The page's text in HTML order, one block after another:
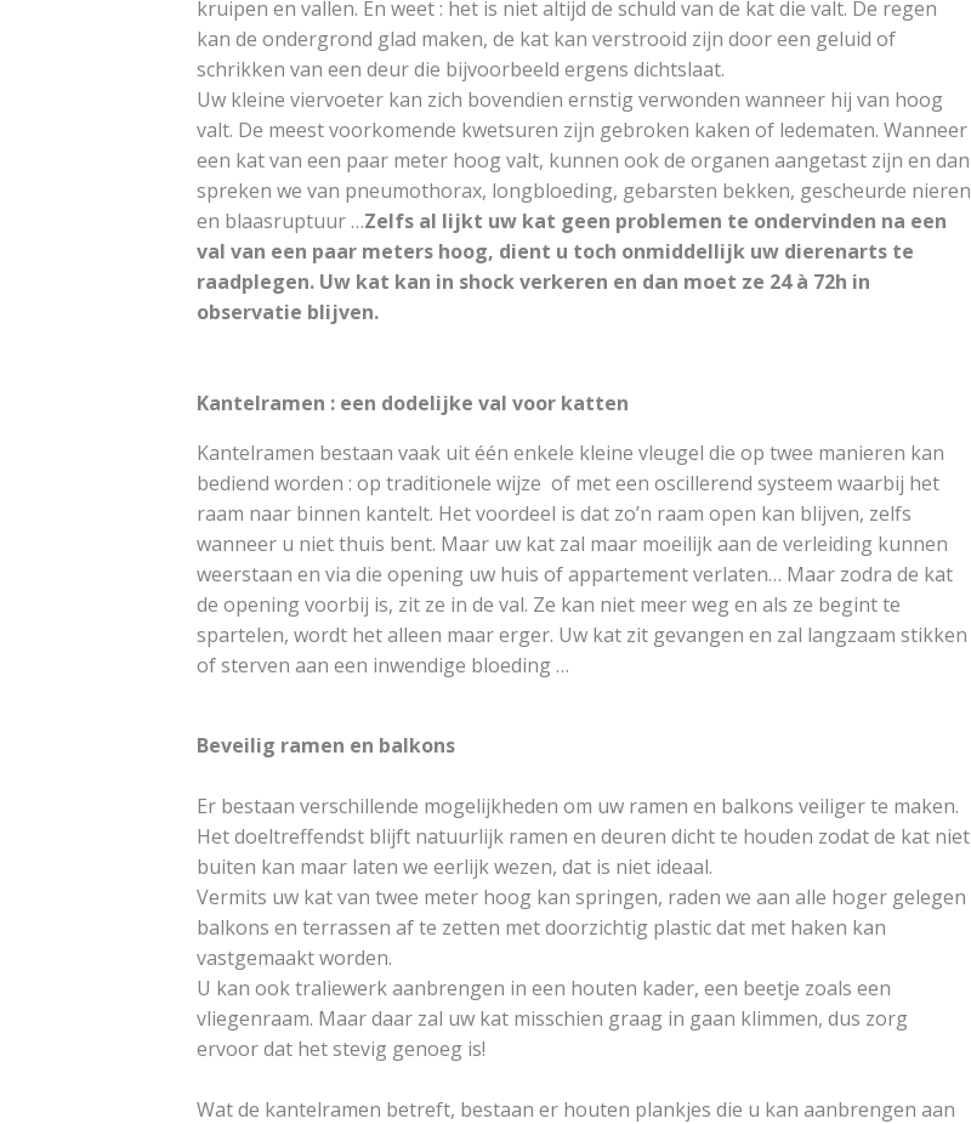
kruipen en vallen. En weet : het is niet altijd de schuld van de kat die valt. De regen
kan de ondergrond glad maken, de kat kan verstrooid zijn door een geluid of
schrikken van een deur die bijvoorbeeld ergens dichtslaat.
Uw kleine viervoeter kan zich bovendien ernstig verwonden wanneer hij van hoog
valt. De meest voorkomende kwetsuren zijn gebroken kaken of ledematen. Wanneer
een kat van een paar meter hoog valt, kunnen ook de organen aangetast zijn en dan
spreken we van pneumothorax, longbloeding, gebarsten bekken, gescheurde nieren
en blaasruptuur …Zelfs al lijkt uw kat geen problemen te ondervinden na een
val van een paar meters hoog, dient u toch onmiddellijk uw dierenarts te
raadplegen. Uw kat kan in shock verkeren en dan moet ze 24 à 72h in
observatie blijven.
Kantelramen : een dodelijke val voor katten
Kantelramen bestaan vaak uit één enkele kleine vleugel die op twee manieren kan
bediend worden : op traditionele wijze of met een oscillerend systeem waarbij het
raam naar binnen kantelt. Het voordeel is dat zo’n raam open kan blijven, zelfs
wanneer u niet thuis bent. Maar uw kat zal maar moeilijk aan de verleiding kunnen
weerstaan en via die opening uw huis of appartement verlaten… Maar zodra de kat
de opening voorbij is, zit ze in de val. Ze kan niet meer weg en als ze begint te
spartelen, wordt het alleen maar erger. Uw kat zit gevangen en zal langzaam stikken
of sterven aan een inwendige bloeding …
Beveilig ramen en balkons
Er bestaan verschillende mogelijkheden om uw ramen en balkons veiliger te maken.
Het doeltreffendst blijft natuurlijk ramen en deuren dicht te houden zodat de kat niet
buiten kan maar laten we eerlijk wezen, dat is niet ideaal.
Vermits uw kat van twee meter hoog kan springen, raden we aan alle hoger gelegen
balkons en terrassen af te zetten met doorzichtig plastic dat met haken kan
vastgemaakt worden.
U kan ook traliewerk aanbrengen in een houten kader, een beetje zoals een
vliegenraam. Maar daar zal uw kat misschien graag in gaan klimmen, dus zorg
ervoor dat het stevig genoeg is!
Wat de kantelramen betreft, bestaan er houten plankjes die u kan aanbrengen aan